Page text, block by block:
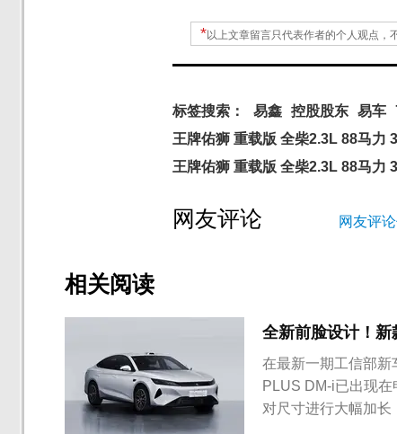
*以上文章留言只代表作者的个人观点，
标签搜索： 易鑫 控股股东 易车
王牌佑狮 重载版 全柴2.3L 88马力
王牌佑狮 重载版 全柴2.3L 88马力
网友评论 网友评
相关阅读
全新前脸设计！
在最新一期工信部新
PLUS DM-i已出现
对尺寸进行大幅加长